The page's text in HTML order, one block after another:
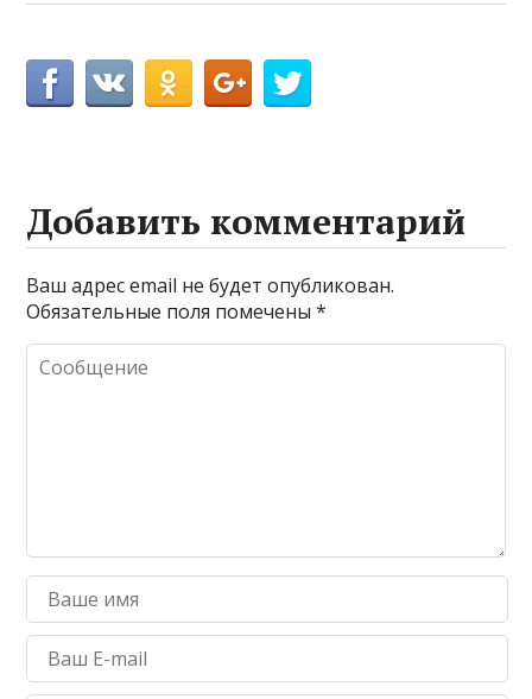
Добавить комментарий
Ваш адрес email не будет опубликован.
Обязательные поля помечены*